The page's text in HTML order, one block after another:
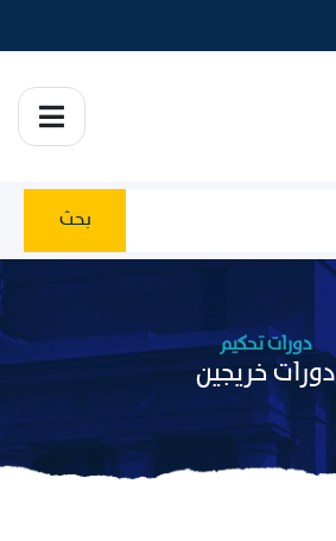
بحث
دورات تحكيم
دورات خريجين